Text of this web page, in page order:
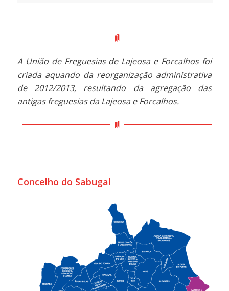
A União de Freguesias de Lajeosa e Forcalhos foi
criada aquando da reorganização administrativa
de 2012/2013, resultando da agregação das
antigas freguesias da Lajeosa e Forcalhos.
Concelho do Sabugal